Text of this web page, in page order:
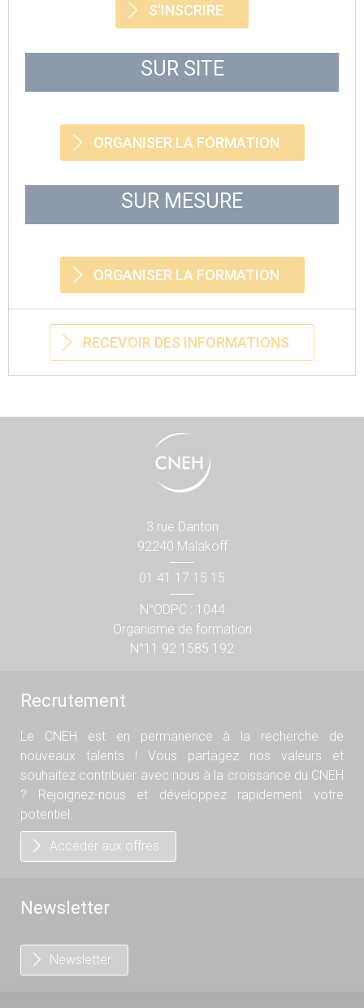
S'INSCRIRE
SUR SITE
ORGANISER LA FORMATION
SUR MESURE
ORGANISER LA FORMATION
RECEVOIR DES INFORMATIONS
3 rue Danton
92240 Malakoff
01 41 17 15 15
N°ODPC : 1044
Organisme de formation
N°11 92 1585 192
Recrutement
Le CNEH est en permanence à la recherche de
nouveaux talents ! Vous partagez nos valeurs et
souhaitez contribuer avec nous à la croissance du CNEH
? Rejoignez-nous et développez rapidement votre
potentiel.
Accéder aux offres
Newsletter
Newsletter